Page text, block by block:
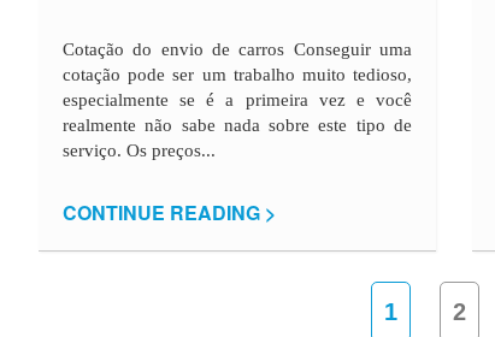
Cotação do envio de carros Conseguir uma
cotação pode ser um trabalho muito tedioso,
especialmente se é a primeira vez e você
realmente não sabe nada sobre este tipo de
serviço. Os preços...
CONTINUE READING >
1 2